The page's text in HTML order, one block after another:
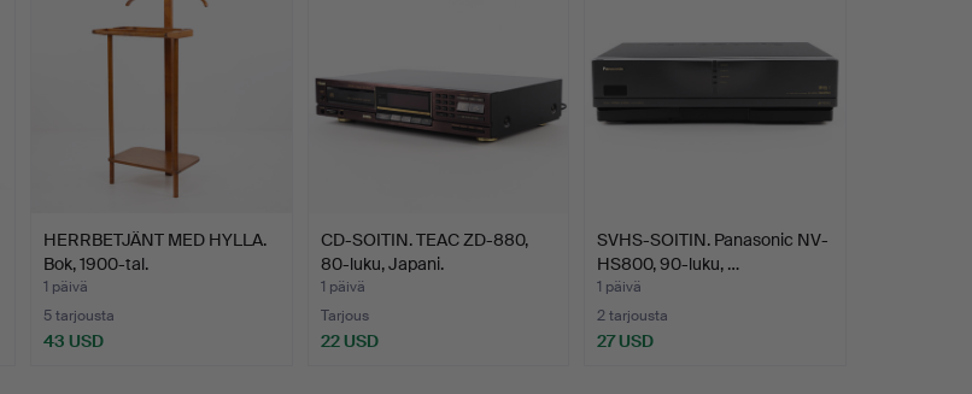
HERRBETJÄNT MED HYLLA.
Bok, 1900-tal.
1 päivä
5 tarjousta
43 USD
CD-SOITIN. TEAC ZD-880,
80-luku, Japani.
1 päivä
Tarjous
22 USD
SVHS-SOITIN. Panasonic NV-
HS800, 90-luku, …
1 päivä
2 tarjousta
27 USD